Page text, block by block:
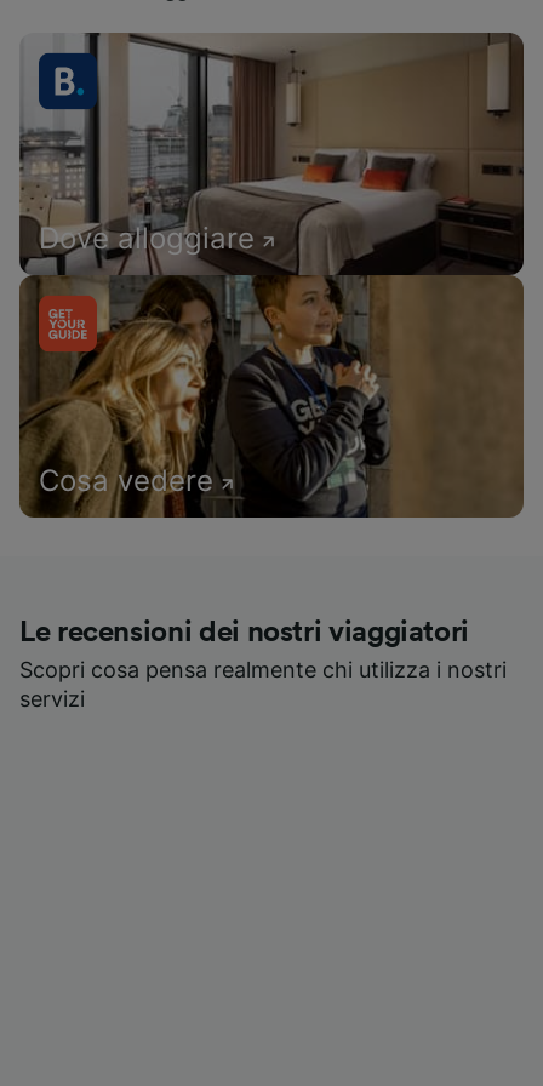
Dove alloggiare
Cosa vedere
Le recensioni dei nostri viaggiatori
Scopri cosa pensa realmente chi utilizza i nostri
servizi